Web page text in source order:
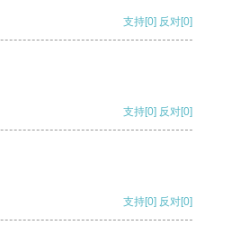
支持[0] 反对[0]
支持[0] 反对[0]
支持[0] 反对[0]